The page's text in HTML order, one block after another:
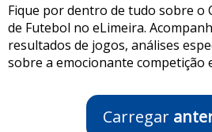
Fique por dentro de tudo sobre o
de Futebol no eLimeira.
resultados de jogos, análises
sobre a emocionante competição
Carregar